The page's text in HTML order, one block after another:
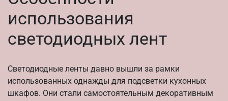
использования
светодиодных лент
Светодиодные ленты давно вышли за рамки
использованных однажды для подсветки кухонных
шкафов. Они стали самостоятельным декоративным